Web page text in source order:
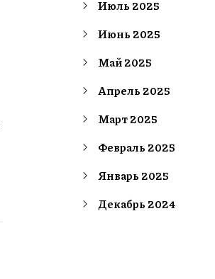
Июль 2025
Июнь 2025
Май 2025
Апрель 2025
Март 2025
Февраль 2025
Январь 2025
Декабрь 2024